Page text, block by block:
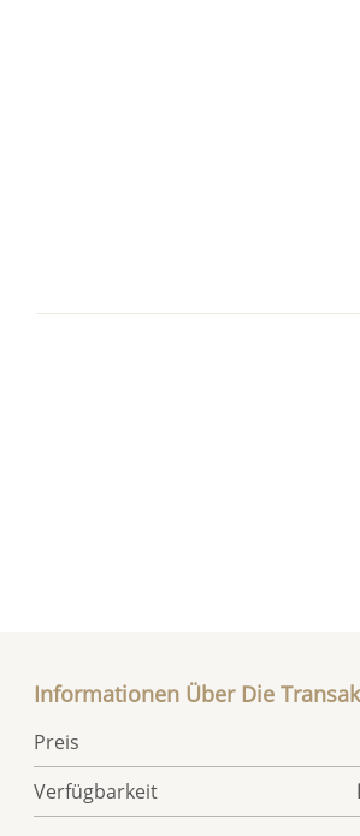
Informationen Über Die
Preis
Verfügbarkeit